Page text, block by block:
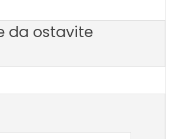
da ostavite